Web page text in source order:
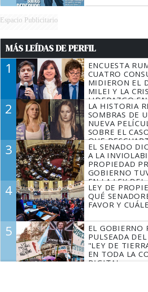
Espacio Publicitario
MÁS LEÍDAS DE PERFIL
1
ENCUESTA
CUATRO
MIDIERON EL
MILEI Y LA
LIDERAZGO
2
LA HISTORIA
SOMBRAS DE
NUEVA
SOBRE EL
QUE
MARIDO
3
EL SENADO
A LA
PROPIEDAD
GOBIERNO
EN LA LEY DEL
FUEGO
4
LEY DE
QUÉ
FAVOR Y
5
EL GOBIERNO
PULSEADA
"LEY DE
EN TODA LA
DIGITAL